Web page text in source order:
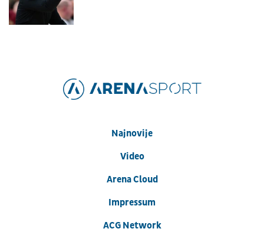
Najnovije
Video
Arena Cloud
Impressum
ACG Network